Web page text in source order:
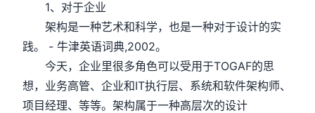
1、对于企业
架构是一种艺术和科学，也是一种对于设计的实
践。 - 牛津英语词典,2002。
今天，企业里很多角色可以受用于TOGAF的思
想，业务高管、企业和IT执行层、系统和软件架构师、
项目经理、等等。架构属于一种高层次的设计